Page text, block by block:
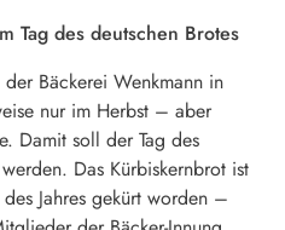
Tag des deutschen Brotes
Bäckerei Wenkmann in
nur im Herbst – aber
Damit soll der Tag des
Das Kürbiskernbrot ist
Jahres gekürt worden –